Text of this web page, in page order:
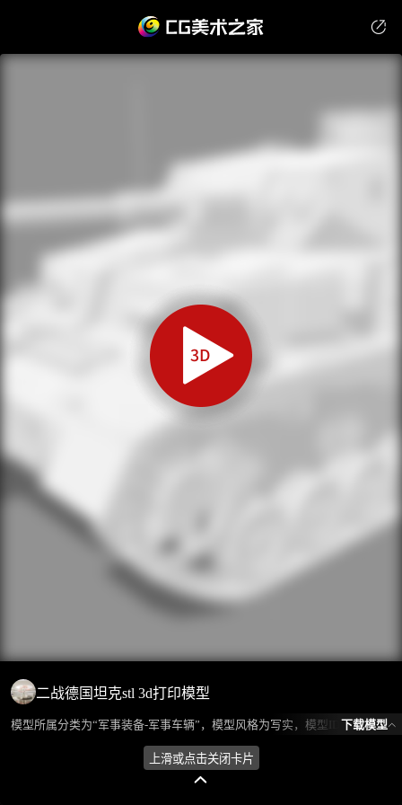
二战德国坦克stl 3d打印模型
模型所属分类为“军事装备-军事车辆”，模型风格为写实，模型ID为102128，本模型由设计师 老炮 在2024-09-13 20:25:29上传，含.obj，.stl相关源文件下载格式，点数为390530，面数为789355，材质数为1，贴图数为0，CG美术之家持续为您更新与数字孪生、影视动画和游戏VR等相关优质资源。
下载模型
上滑或点击关闭卡片